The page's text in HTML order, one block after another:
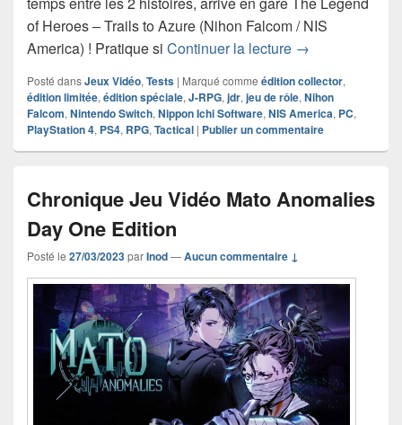
of Heroes – Trails to Azure (Nihon Falcom / NIS
America) ! Pratique si Continuer la lecture Chronique Jeu
→
Posté dansJeux Vidéo, Tests | Marqué comme édition collector,
édition limitée, édition spéciale, J-RPG, jdr, jeu de rôle, Nihon
Falcom, Nintendo Switch, Nippon Ichi Software, NIS America, PC,
PlayStation 4, PS4, RPG, Tactical | Publier un commentaire
Chronique Jeu Vidéo Mato Anomalies
Day One Edition
Posté le 27/03/2023parInod—Aucun commentaire ↓